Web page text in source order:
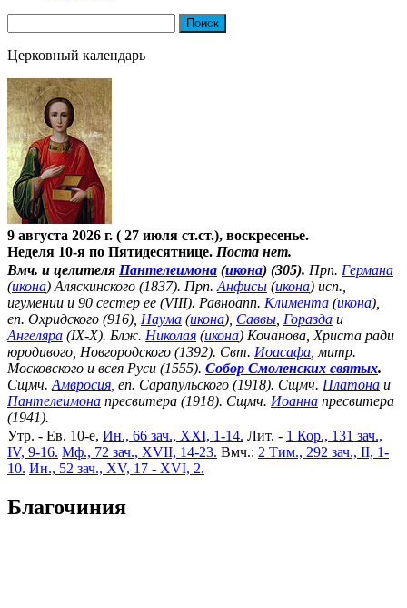
Церковный календарь
9 августа 2026 г. ( 27 июля ст.ст.), воскресенье.
Неделя 10-я по Пятидесятнице. Поста нет.
Вмч. и целителя Пантелеимона (икона) (305). Прп. Германа
(икона) Аляскинского (1837). Прп. Анфисы (икона) исп.,
игумении и 90 сестер ее (VIII). Равноапп. Климента (икона),
еп. Охридского (916), Наума (икона), Саввы Горазда и
Ангеляра (IX-X). Блж. Николая (икона) Кочанова, Христа ради
юродивого, Новгородского (1392). Свт. Иоасафа , митр.
Московского и всея Руси (1555). Собор Смоленских святых.
Сщмч. Амвросия , еп. Сарапульского (1918). Сщмч. Платона и
Пантелеимона пресвитера (1918). Сщмч. Иоанна пресвитера
(1941).
Утр. - Ев. 10-е, Ин., 66 зач., XXI, 1-14. Лит. - 1 Кор., 131 зач.,
IV, 9-16. Мф., 72 зач., XVII, 14-23. Вмч.: 2 Тим., 292 зач., II, 1-
10. Ин., 52 зач., XV, 17 - XVI, 2.
Благочиния